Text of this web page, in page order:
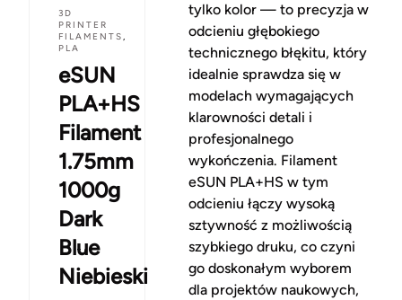
3D
PRINTER
FILAMENTS,
PLA
eSUN
PLA+HS
Filament
1.75mm
1000g
Dark
Blue
Niebieski
tylko kolor — to precyzja w
odcieniu głębokiego
technicznego błękitu, który
idealnie sprawdza się w
modelach wymagających
klarowności detali i
profesjonalnego
wykończenia. Filament
eSUN PLA+HS w tym
odcieniu łączy wysoką
sztywność z możliwością
szybkiego druku, co czyni
go doskonałym wyborem
dla projektów naukowych,